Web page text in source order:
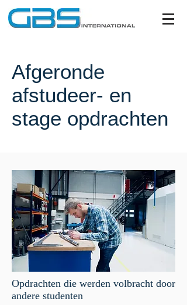
Afgeronde
afstudeer- en
stage opdrachten
Opdrachten die werden volbracht door
andere studenten